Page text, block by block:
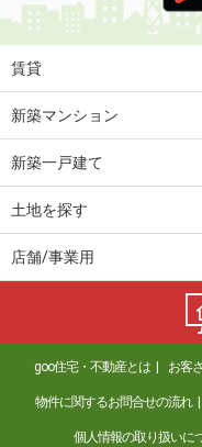
住 所
専有面積
静岡県浜松市中央区天
静岡県袋井市土橋
住 所
専有面積
間取り
静岡県浜松市中央区和
賃貸
新築マンション
新築一戸建て
土地を探す
店舗/事業用
goo住宅・不動産とは お客
物件に関するお問合せの流れ
個人情報の取り扱いに